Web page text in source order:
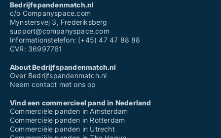
Bedrijfspandenmatch.nl
c/o Companyspace.com
Mynstersvej 3, Frederiksberg
support@companyspace.com
Informationstelefon: (+45) 47 47 88 88
CVR: 36997761
About Bedrijfspandenmatch.nl
Over Bedrijfspandenmatch.nl
Neem contact met ons op
Vind een commercieel pand in Nederland
Commerciële panden in Amsterdam
Commerciële panden in Rotterdam
Commerciële panden in Utrecht